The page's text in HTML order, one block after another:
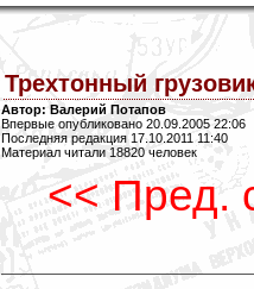
Трехтонный
Автор: Валерий Потапов
Впервые опубликовано 20.09.2005 22:06
Последняя редакция 17.10.2011 11:40
Материал читали 18820 человек
<< Пред.